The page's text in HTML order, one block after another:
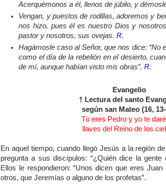
Acerquémonos a él, llenos de júbilo, y
Vengan, y puestos de rodillas, adoremos y
nos hizo, pues él es nuestro Dios y
pastor y nosotros, sus ovejas.R.
Hagámosle caso al Señor, que nos dice: “No
como el día de la rebelión en el desierto,
de mí, aunque habían visto mis obras”.R.
Evangelio
† Lectura del santo
según san Mateo (16,
Tú eres Pedro y yo te
llaves del Reino de los
En aquel tiempo, cuando llegó Jesús a la región
pregunta a sus discípulos: “¿Quién dice la gente
Ellos le respondieron: “Unos dicen que eres
otros, que Jeremías o alguno de los profetas”.